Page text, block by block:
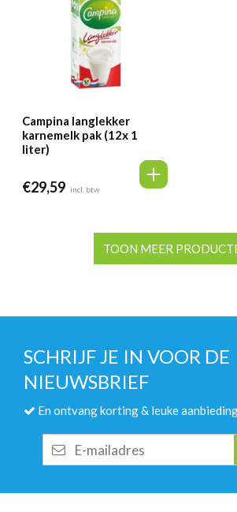
Campina langlekker
karnemelk pak (12x 1
liter)
€29,59 incl. btw
TOON MEER
SCHRIJF JE IN VOOR DE
NIEUWSBRIEF
En ontvang korting & leuke
mailadres